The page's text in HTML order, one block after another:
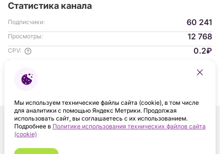
Мы используем технические файлы сайта (cookie), в том числе
для аналитики с помощью Яндекс Метрики. Продолжая
использовать сайт, вы соглашаетесь с их использованием.
Подробнее в Политике использования технических файлов сайта
(cookie)
Статистика канала
Подписчики: 60 241
Просмотры: 12 768
CPV: 0.2₽
Гендер аудитории: